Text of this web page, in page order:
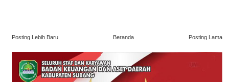
Posting Lebih Baru Posting Lama
Beranda